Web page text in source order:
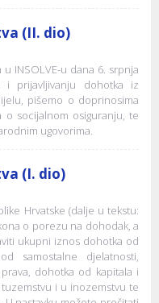
(II. dio)
INSOLVE-u dana 6. srpnja
i prijavljivanju dohotka iz
pišemo o doprinosima
o socijalnom osiguranju, te
ugovorima.
(I. dio)
Hrvatske (dalje u tekstu:
o porezu na dohodak, a
ukupni iznos dohotka od
samostalne djelatnosti,
dohotka od kapitala i
i u inozemstvu te